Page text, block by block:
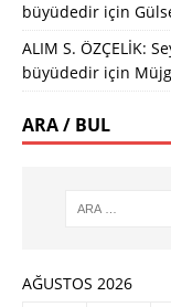
büyüdedir için
ALIM S. ÖZÇELİK:
büyüdedir için
ARA / BUL
AĞUSTOS 2026